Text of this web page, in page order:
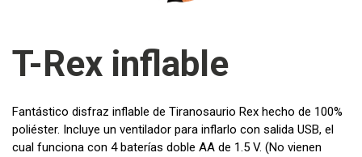
T-Rex inflable
Fantástico disfraz inflable de Tiranosaurio Rex hecho de 100%
poliéster. Incluye un ventilador para inflarlo con salida USB, el
cual funciona con 4 baterías doble AA de 1.5 V. (No vienen